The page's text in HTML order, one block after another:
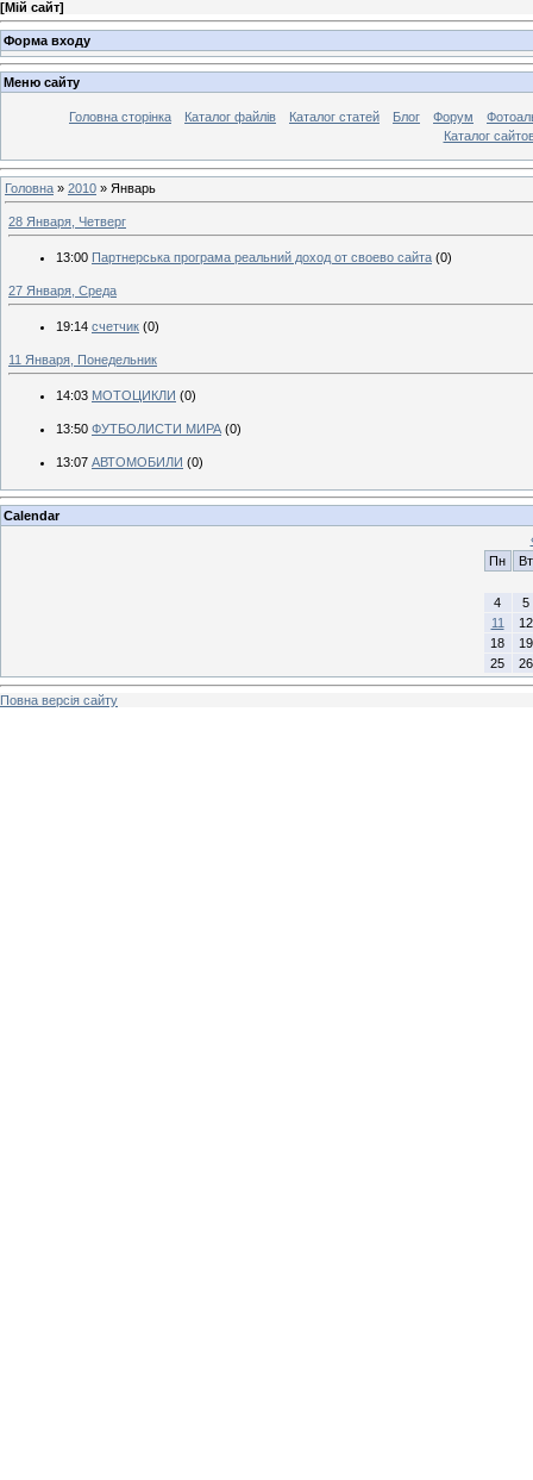
[Мій сайт]
Форма входу
Меню сайту
Головна сторінка Каталог файлів Каталог статей Блог Форум
Каталог
Головна » 2010 » Январь
28 Января, Четверг
13:00 Партнерська програма реальний доход от своево сайта (0)
27 Января, Среда
19:14 счетчик (0)
11 Января, Понедельник
14:03 МОТОЦИКЛИ (0)
13:50 ФУТБОЛИСТИ МИРА (0)
13:07 АВТОМОБИЛИ (0)
Calendar
Пн
Вт
4
5
11
12
18
19
25
26
Повна версія сайту